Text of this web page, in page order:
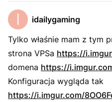
idailygaming
Tylko właśnie mam z tym
strona VPSa https://
domena https://
Konfiguracja wygląda tak
https://i.imgur.com/